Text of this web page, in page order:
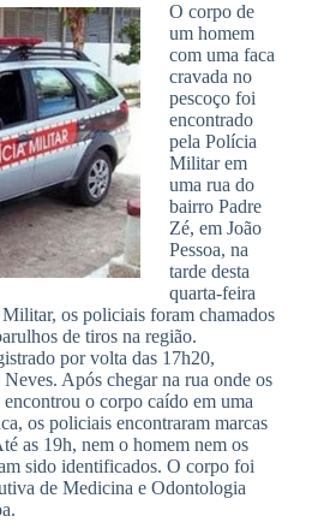
O corpo de
um homem
com uma faca
cravada no
pescoço foi
encontrado
pela Polícia
Militar em
uma rua do
bairro Padre
Zé, em João
Pessoa, na
tarde desta
quarta-feira
os policiais foram chamados
de tiros na região.
por volta das 17h20,
Após chegar na rua onde os
o corpo caído em uma
os policiais encontraram marcas
as 19h, nem o homem nem os
sido identificados. O corpo foi
de Medicina e Odontologia